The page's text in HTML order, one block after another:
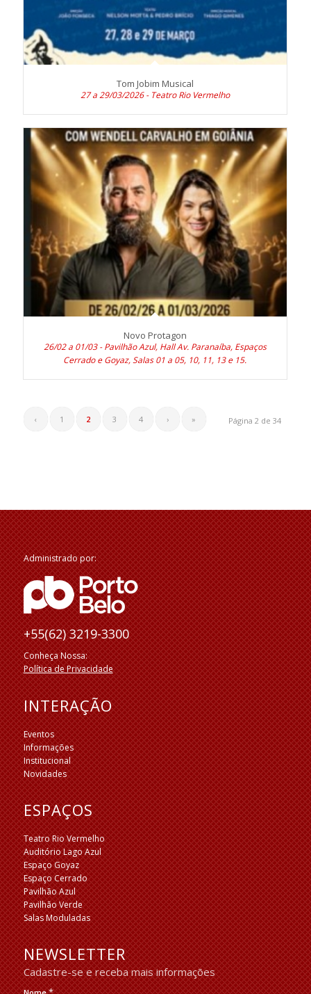
Tom Jobim Musical
27 a 29/03/2026 - Teatro Rio Vermelho
Novo Protagon
26/02 a 01/03 - Pavilhão Azul, Hall Av. Paranaíba, Espaços
Cerrado e Goyaz, Salas 01 a 05, 10, 11, 13 e 15.
Página 2 de 34
‹ 1 2 3 4 › »
Administrado por:
+55(62) 3219-3300
Conheça Nossa:
Política de Privacidade
INTERAÇÃO
Eventos
Informações
Institucional
Novidades
ESPAÇOS
Teatro Rio Vermelho
Auditório Lago Azul
Espaço Goyaz
Espaço Cerrado
Pavilhão Azul
Pavilhão Verde
Salas Moduladas
NEWSLETTER
Cadastre-se e receba mais informações